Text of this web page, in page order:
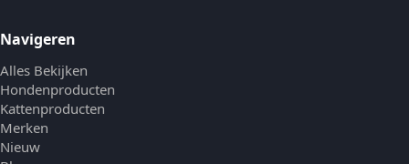
Navigeren
Alles Bekijken
Hondenproducten
Kattenproducten
Merken
Nieuw